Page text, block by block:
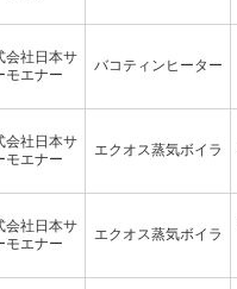
会社日本サ
モエナー
バコティンヒーター
会社日本サ
モエナー
エクオス蒸気ボイラ
会社日本サ
モエナー
エクオス蒸気ボイラ